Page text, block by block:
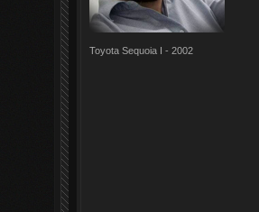
Toyota Sequoia I - 2002